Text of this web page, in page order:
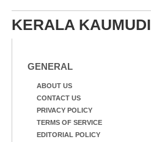
KERALA KAUMUDI
GENERAL
ABOUT US
CONTACT US
PRIVACY POLICY
TERMS OF SERVICE
EDITORIAL POLICY